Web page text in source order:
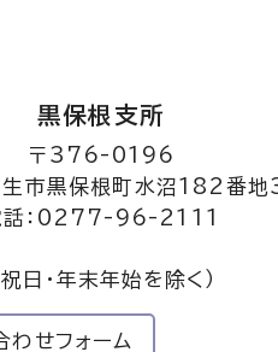
黒保根支所
〒376-0196
生市黒保根町水沼182番地
話：0277-96-2111
日・年末年始を除く）
せフォーム